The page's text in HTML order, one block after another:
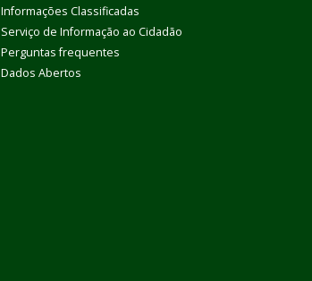
Informações Classificadas
Serviço de Informação ao Cidadão
Perguntas frequentes
Dados Abertos